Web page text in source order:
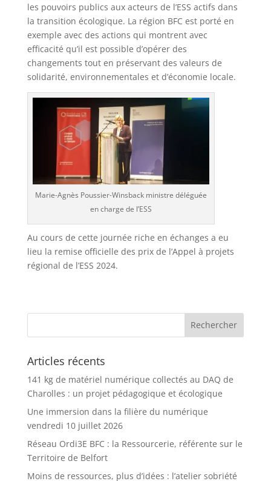
les pouvoirs publics aux acteurs de l’ESS actifs dans
la transition écologique. La région BFC est porté en
exemple avec des actions qui montrent avec
efficacité qu’il est possible d’opérer des
changements tout en préservant des valeurs de
solidarité, environnementales et d’économie locale.
Marie-Agnès Poussier-Winsback ministre déléguée
en charge de l’ESS
Au cours de cette journée riche en échanges a eu
lieu la remise officielle des prix de l’Appel à projets
régional de l’ESS 2024.
Articles récents
141 kg de matériel numérique collectés au DAQ de
Charolles : un projet pédagogique et écologique
Une immersion dans la filière du numérique
vendredi 10 juillet 2026
Réseau Ordi3E BFC : la Ressourcerie, référente sur le
Territoire de Belfort
Moins de ressources, plus d’idées : l’atelier sobriété